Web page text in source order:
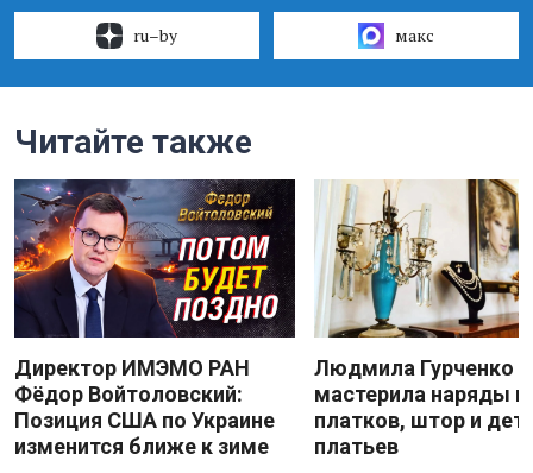
ru–by макс
Читайте также
Директор ИМЭМО РАН
Фёдор Войтоловский:
Позиция США по Украине
изменится ближе к зиме
Людмила Гурченко
мастерила наряды
платков, штор и
платьев